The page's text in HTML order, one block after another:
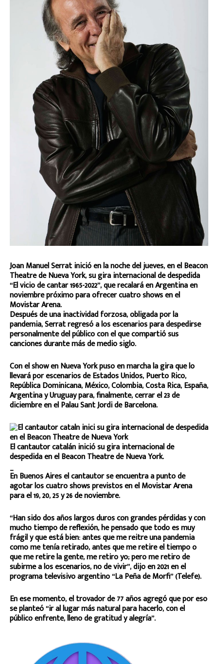
Joan Manuel Serrat inició en la noche del jueves, en el Beacon
Theatre de Nueva York, su gira internacional de despedida
“El vicio de cantar 1965-2022”, que recalará en Argentina en
noviembre próximo para ofrecer cuatro shows en el
Movistar Arena.
Después de una inactividad forzosa, obligada por la
pandemia, Serrat regresó a los escenarios para despedirse
personalmente del público con el que compartió sus
canciones durante más de medio siglo.
Con el show en Nueva York puso en marcha la gira que lo
llevará por escenarios de Estados Unidos, Puerto Rico,
República Dominicana, México, Colombia, Costa Rica, España,
Argentina y Uruguay para, finalmente, cerrar el 23 de
diciembre en el Palau Sant Jordi de Barcelona.
El cantautor catalán inició su gira internacional de
despedida en el Beacon Theatre de Nueva York.
_
En Buenos Aires el cantautor se encuentra a punto de
agotar los cuatro shows previstos en el Movistar Arena
para el 19, 20, 25 y 26 de noviembre.
“Han sido dos años largos duros con grandes pérdidas y con
mucho tiempo de reflexión, he pensado que todo es muy
frágil y que está bien: antes que me reitre una pandemia
como me tenía retirado, antes que me retire el tiempo o
que me retire la gente, me retiro yo; pero me retiro de
subirme a los escenarios, no de vivir”, dijo en 2021 en el
programa televisivo argentino “La Peña de Morfi” (Telefe).
En ese momento, el trovador de 77 años agregó que por eso
se planteó “ir al lugar más natural para hacerlo, con el
público enfrente, lleno de gratitud y alegría”.